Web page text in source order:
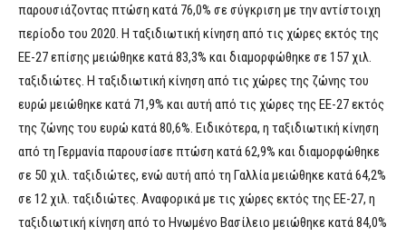
παρουσιάζοντας πτώση κατά 76,0% σε σύγκριση με την αντίστοιχη
περίοδο του 2020. Η ταξιδιωτική κίνηση από τις χώρες εκτός της
ΕΕ-27 επίσης μειώθηκε κατά 83,3% και διαμορφώθηκε σε 157 χιλ.
ταξιδιώτες. Η ταξιδιωτική κίνηση από τις χώρες της ζώνης του
ευρώ μειώθηκε κατά 71,9% και αυτή από τις χώρες της ΕΕ-27 εκτός
της ζώνης του ευρώ κατά 80,6%. Ειδικότερα, η ταξιδιωτική κίνηση
από τη Γερμανία παρουσίασε πτώση κατά 62,9% και διαμορφώθηκε
σε 50 χιλ. ταξιδιώτες, ενώ αυτή από τη Γαλλία μειώθηκε κατά 64,2%
σε 12 χιλ. ταξιδιώτες. Αναφορικά με τις χώρες εκτός της ΕΕ-27, η
ταξιδιωτική κίνηση από το Ηνωμένο Βασίλειο μειώθηκε κατά 84,0%